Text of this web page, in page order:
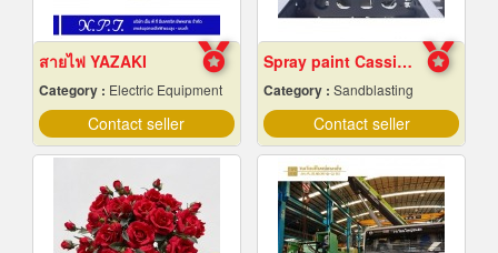
สายไฟ YAZAKI
Category : Electric Equipment
Contact seller
Spray paint Cassie cars, Chonburi
Category : Sandblasting
Contact seller